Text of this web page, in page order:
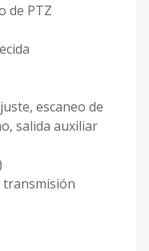
de PTZ
escaneo de
salida auxiliar
transmisión